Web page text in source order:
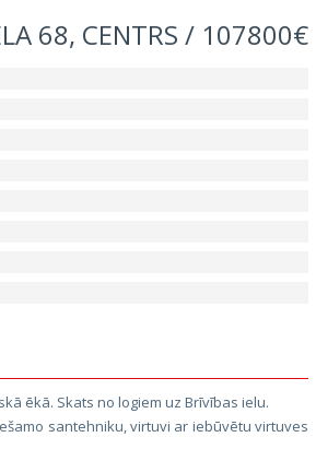
68, CENTRS / 107800€
ēkā. Skats no logiem uz Brīvības ielu.
santehniku, virtuvi ar iebūvētu virtuves